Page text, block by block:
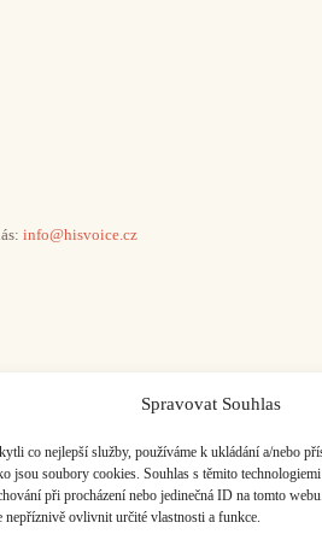
Spravovat Souhlas
co nejlepší služby, používáme k ukládání a/nebo
jsou soubory cookies. Souhlas s těmito
při procházení nebo jedinečná ID na tomto
nepříznivě ovlivnit určité vlastnosti a funkce.
info@hisvoice.cz